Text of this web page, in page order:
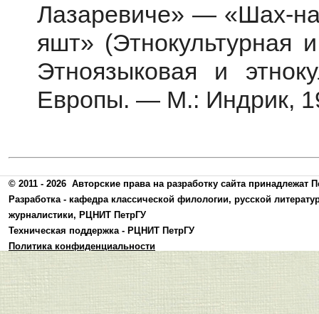
Лазаревиче» — «Шах-
яшт» (Этнокультурная
Этноязыковая и
Европы. — М.: Индрик,
© 2011 - 2026 Авторские права на разработку сайта принадлежат
Разработка - кафедра классической филологии, русской
журналистики, РЦНИТ ПетрГУ
Техническая поддержка - РЦНИТ ПетрГУ
Политика конфиденциальности